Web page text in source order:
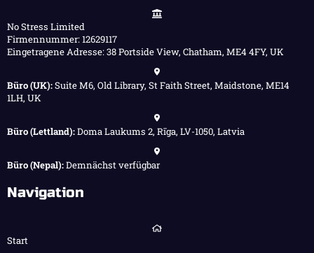
No Stress Limited
Firmennummer: 12629117
Eingetragene Adresse: 38 Portside View, Chatham, ME4 4FY, UK
Büro (UK):Suite M6, Old Library, St Faith Street, Maidstone, ME14
1LH, UK
Büro (Lettland):Doma Laukums 2, Rīga, LV-1050, Latvia
Büro (Nepal):Demnächst verfügbar
Navigation
Start